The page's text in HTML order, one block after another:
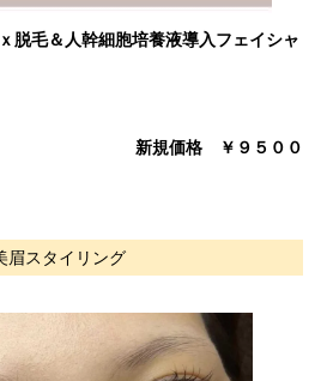
脱毛＆人幹細胞培養液導入フェイシャ
新規価格 ￥９５００
眉スタイリング